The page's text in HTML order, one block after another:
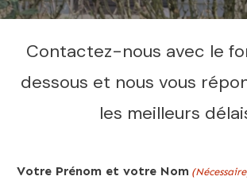
Contactez-nous avec le
dessous et nous vous
les meilleurs
Votre Prénom et votre Nom